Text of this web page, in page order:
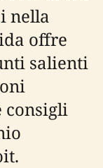
nella
offre
salienti
consigli